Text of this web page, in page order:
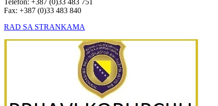
Telefon: +387 (0)33 483 751
Fax: +387 (0)33 483 840
RAD SA STRANKAMA